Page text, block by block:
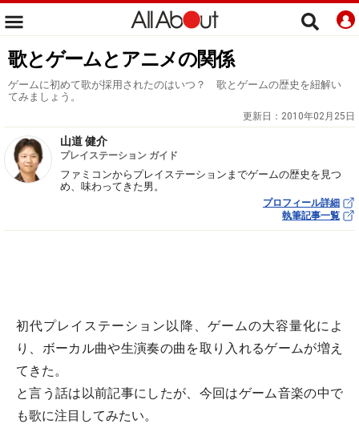
歌とゲームとアニメの関係
ゲームに初めて歌が採用されたのはいつ？ 歌とゲームの歴史を紐解い
てみましょう。
更新日： 2010年02月25日
山道 健介
プレイステーション ガイド
ファミコンからプレイステーションまでゲームの歴史を見つ
め、味わってきた男。
プロフィール詳細
執筆記事一覧
初代プレイステーション以降、ゲームの大容量化によ
り、ボーカル曲や生演奏の曲を取り入れるゲームが増え
てきた。
と言う話は以前記事にしたが、今回はゲーム音楽の中で
も歌に注目してみたい。